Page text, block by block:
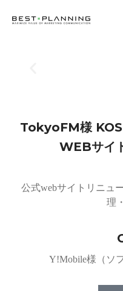
TokyoFM様
WEBサイ
公式webサイトリニュ
理
Y!Mobile様（ソ